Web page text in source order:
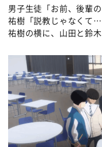
男子生徒「お前、後輩
祐樹「説教じゃなくて
祐樹の横に、山田と鈴木